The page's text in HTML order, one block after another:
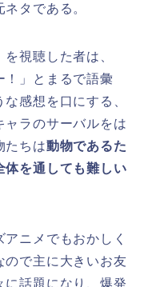
ネタである。
視聴した者は、
！」とまるで語彙
感想を口にする、
ャラのサーバルをは
たちは動物であるた
体を通しても難しい
アニメでもおかしく
ので主に大きいお友
に話題になり、爆発